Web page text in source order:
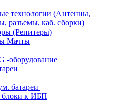
технологии (Антенны,
разъемы, каб. сборки)
(Репитеры)
Мачты
-оборудование
батареи
блоки к ИБП